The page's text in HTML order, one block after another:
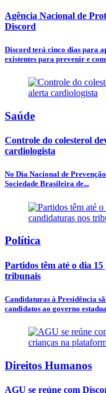
Agência Nacional de
Discord
Discord terá cinco dias para
existentes para prevenir e
Saúde
Controle do colesterol
cardiologista
No Dia Nacional de
Sociedade Brasileira de...
Política
Partidos têm até o dia
tribunais
Candidaturas à Presidência
candidatos ao governo
Direitos Humanos
AGU se reúne com